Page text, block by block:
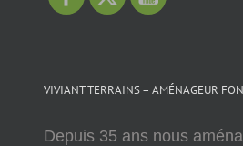
VIVIANT TERRAINS – AMÉNAGEUR
Depuis 35 ans nous